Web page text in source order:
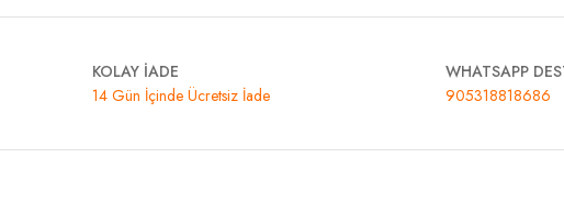
KOLAY İADE
14 Gün İçinde Ücretsiz İade
WHATSAPP
905318818686